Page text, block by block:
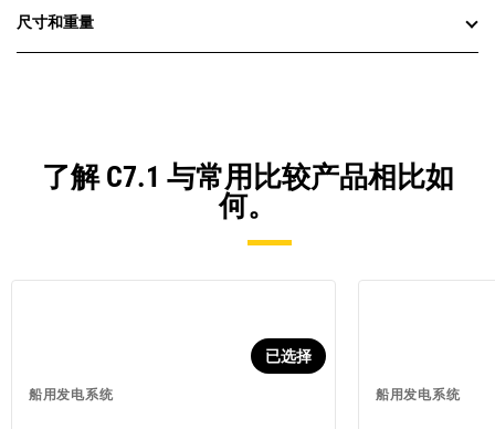
尺寸和重量
了解 C7.1 与常用比较产品相比如
何。
船用发电系统
已选择
船用发电系统